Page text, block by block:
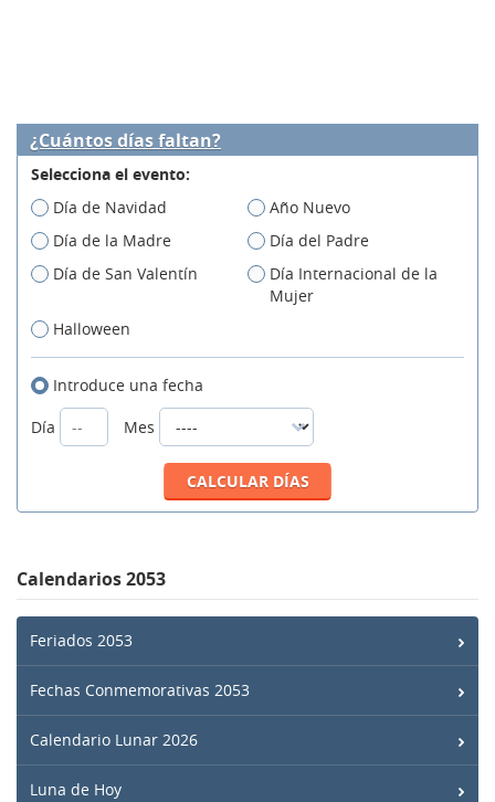
¿Cuántos días faltan?
Selecciona el evento:
Día de Navidad
Año Nuevo
Día de la Madre
Día del Padre
Día de San Valentín
Día Internacional de la
Mujer
Halloween
Introduce una fecha
Día
Mes
Calendarios 2053
Feriados 2053
Fechas Conmemorativas 2053
Calendario Lunar 2026
Luna de Hoy